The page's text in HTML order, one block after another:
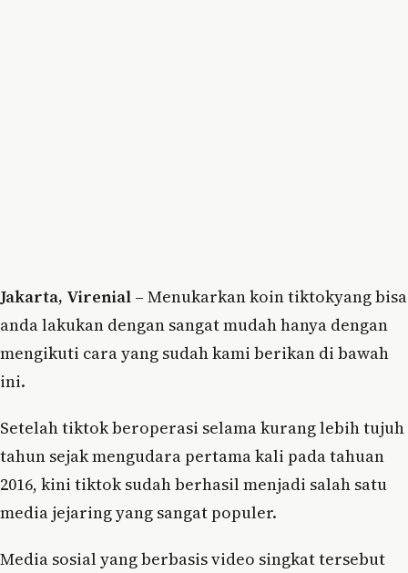
Jakarta, Virenial – Menukarkan koin tiktokyang bisa
anda lakukan dengan sangat mudah hanya dengan
mengikuti cara yang sudah kami berikan di bawah
ini.
Setelah tiktok beroperasi selama kurang lebih tujuh
tahun sejak mengudara pertama kali pada tahuan
2016, kini tiktok sudah berhasil menjadi salah satu
media jejaring yang sangat populer.
Media sosial yang berbasis video singkat tersebut